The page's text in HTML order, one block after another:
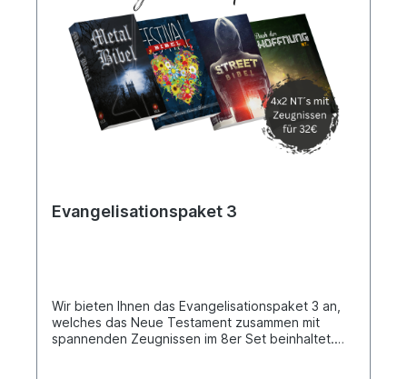
Evangelisationspaket 3
Wir bieten Ihnen das Evangelisationspaket 3 an,
welches das Neue Testament zusammen mit
spannenden Zeugnissen im 8er Set beinhaltet.